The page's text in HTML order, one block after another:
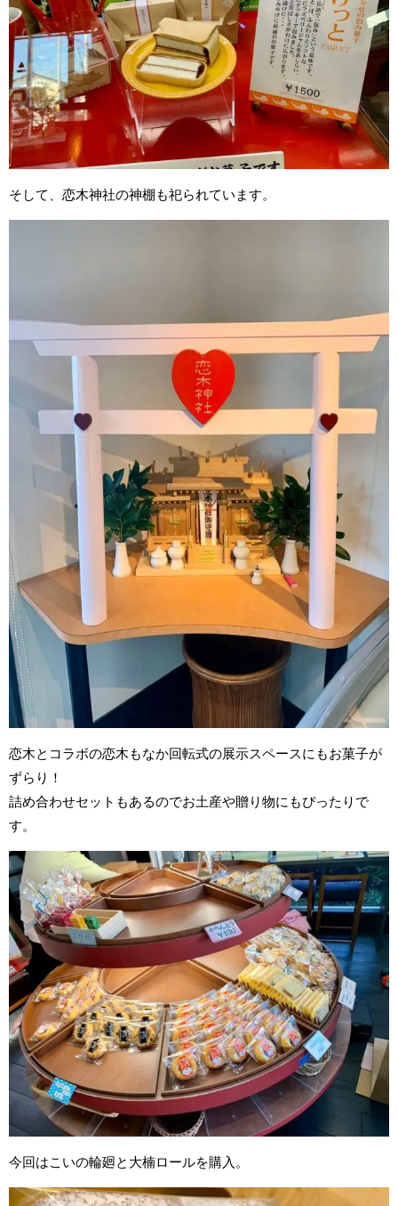
そして、恋木神社の神棚も祀られています。
恋木とコラボの恋木もなか回転式の展示スペースにもお菓子が
ずらり！
詰め合わせセットもあるのでお土産や贈り物にもぴったりで
す。
今回はこいの輪廻と大楠ロールを購入。